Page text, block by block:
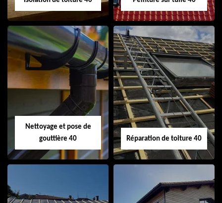
Isolation de toiture
40
Peinture sur tuile
40
Nettoyage et pose de
gouttière 40
Réparation de toiture 40